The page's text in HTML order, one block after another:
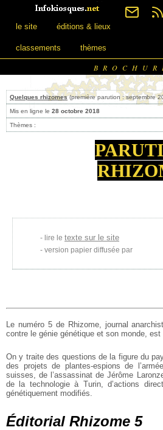
le site éditions & lieux
classements thèmes
Quelques rhizomes (première parution : septembre
Mis en ligne le 28 octobre 2018
Thèmes :
lire le texte sur le site
version papier diffusée par
Le numéro 5 de Rhizome, journal
contre le génie génétique et son monde, est
On y traite des questions de la figure du
des projets de plantes-espions de
suisses, de l’assassinat de Jérôme
de la technologie à Turin, d’actions
génétiquement modifiés.
Éditorial Rhizome 5